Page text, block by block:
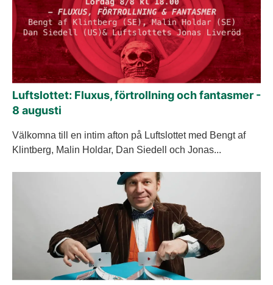
Luftslottet: Fluxus, förtrollning och fantasmer -
8 augusti
Välkomna till en intim afton på Luftslottet med Bengt af
Klintberg, Malin Holdar, Dan Siedell och Jonas...